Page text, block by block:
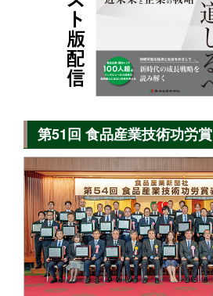
第51回 食品産業技術功労賞